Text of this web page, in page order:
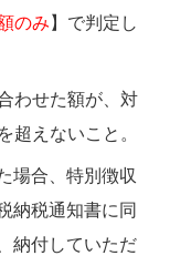
のみ 】で判定し
わせた額が、対
超えないこと。
場合、特別徴収
納税通知書に同
納付していただ